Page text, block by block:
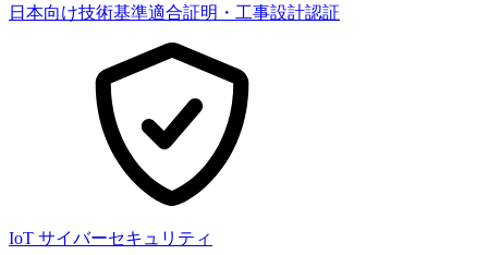
日本向け技術基準適合証明・工事設計認証
IoT サイバーセキュリティ